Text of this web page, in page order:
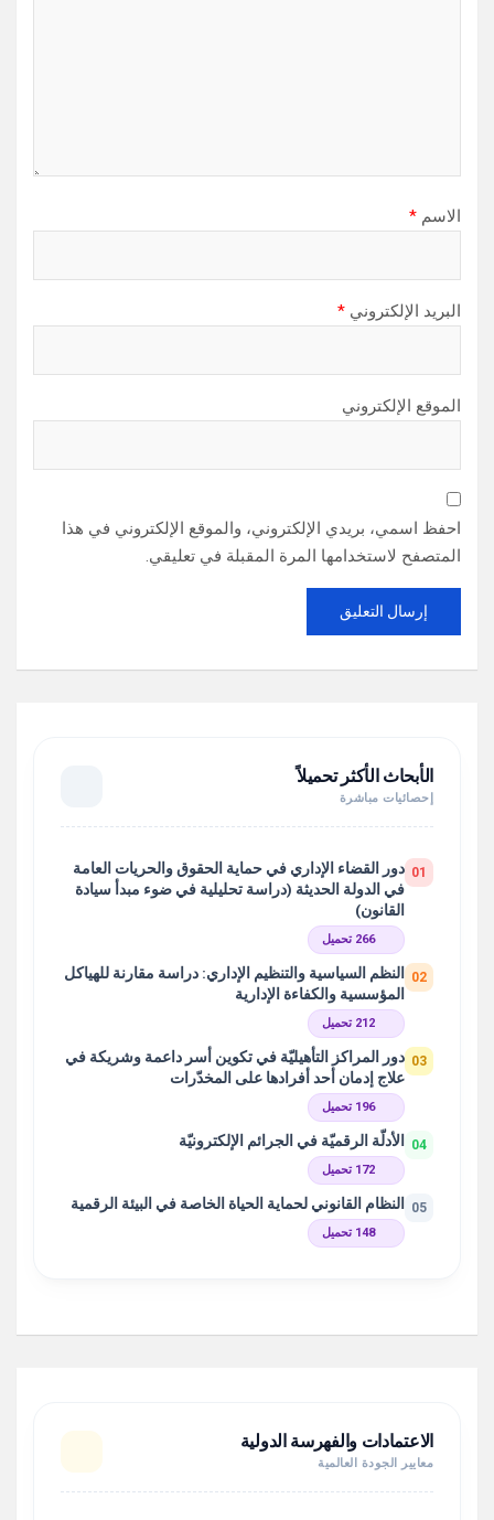
الاسم *
البريد الإلكتروني *
الموقع الإلكتروني
احفظ اسمي، بريدي الإلكتروني، والموقع الإلكتروني في هذا
المتصفح لاستخدامها المرة المقبلة في تعليقي.
الأبحاث الأكثر تحميلاً
إحصائيات مباشرة
01 دور القضاء الإداري في حماية الحقوق والحريات العامة
في الدولة الحديثة (دراسة تحليلية في ضوء مبدأ سيادة
القانون)
266 تحميل
02
النظم السياسية والتنظيم الإداري: دراسة مقارنة للهياكل
المؤسسية والكفاءة الإدارية
212 تحميل
03 دور المراكز التأهيليّة في تكوين أسر داعمة وشريكة في
علاج إدمان أحد أفرادها على المخدّرات
196 تحميل
04 الأدلّة الرقميّة في الجرائم الإلكترونيّة
172 تحميل
05 النظام القانوني لحماية الحياة الخاصة في البيئة الرقمية
148 تحميل
الاعتمادات والفهرسة الدولية
معايير الجودة العالمية